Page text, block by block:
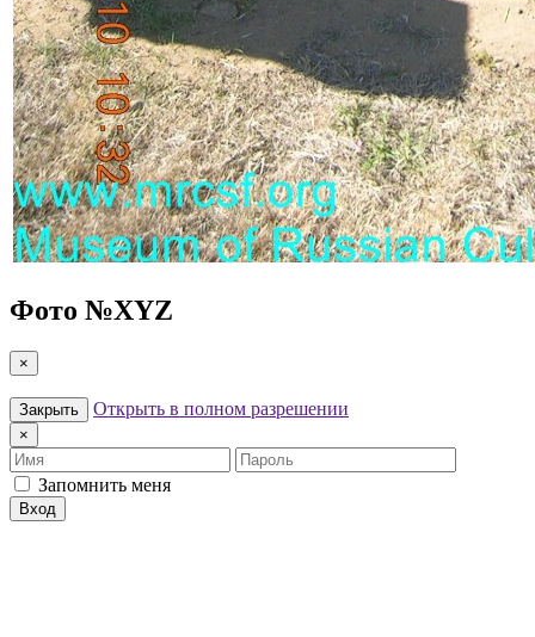
Фото №XYZ
×
Закрыть Открыть в полном разрешении
×
Имя
Пароль
Запомнить меня
Вход